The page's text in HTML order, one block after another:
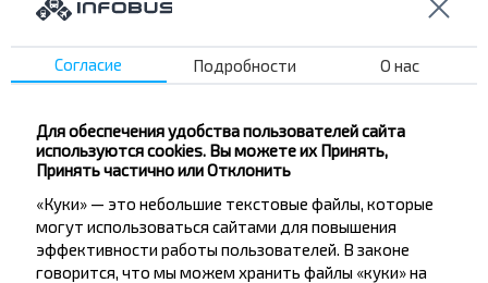
Планируете поездку из Беларуси в Польшу? У нас
предлагает специальную цену на утренний рейс
Минск — Варшава (отправление в 4:00). Теперь
BYN! Акция продлится с 12 ноября по 31 декабря
2025 года. А еще, при покупке билета через сайт
INFOBUS.BY, вы получите скидку 5% по промокоду
HORIZONT! Воспользуйтесь выгодным
предложением и путешествуйте с комфортом!
2025-11-18 4027 0
Согласие Подробности О нас
Для обеспечения удобства пользователей сайта
используются cookies. Вы можете их Принять,
Принять частично или Отклонить
«Куки» — это небольшие текстовые файлы, которые
могут использоваться сайтами для повышения
эффективности работы пользователей. В законе
говорится, что мы можем хранить файлы «куки» на